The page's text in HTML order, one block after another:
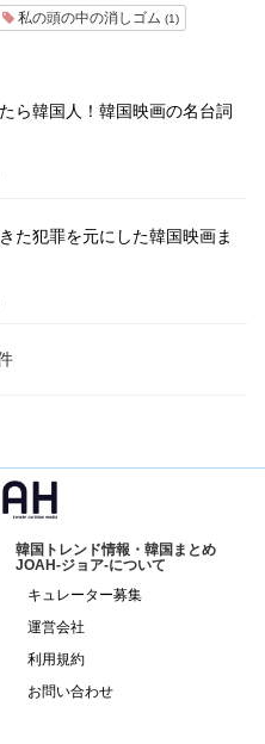
私の頭の中の消しゴム (1)
ら韓国人！韓国映画の名台詞
た犯罪を元にした韓国映画ま
韓国トレンド情報・韓国まとめ
JOAH-ジョア-について
キュレーター募集
運営会社
利用規約
お問い合わせ